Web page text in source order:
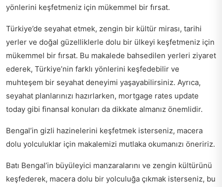
yönlerini keşfetmeniz için mükemmel bir fırsat.
Türkiye’de seyahat etmek, zengin bir kültür mirası, tarihi
yerler ve doğal güzelliklerle dolu bir ülkeyi keşfetmeniz için
mükemmel bir fırsat. Bu makalede bahsedilen yerleri ziyaret
ederek, Türkiye’nin farklı yönlerini keşfedebilir ve
muhteşem bir seyahat deneyimi yaşayabilirsiniz. Ayrıca,
seyahat planlarınızı hazırlarken, mortgage rates update
today gibi finansal konuları da dikkate almanız önemlidir.
Bengal’in gizli hazinelerini keşfetmek isterseniz, macera
dolu yolculuklar için makalemizi mutlaka okumanızı öneririz.
Batı Bengal’in büyüleyici manzaralarını ve zengin kültürünü
keşfederek, macera dolu bir yolculuğa çıkmak isterseniz, bu